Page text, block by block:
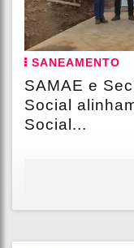
SANEAMENTO
SAMAE e
Social
Social...